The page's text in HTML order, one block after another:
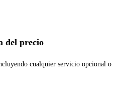
del precio
cualquier servicio opcional o